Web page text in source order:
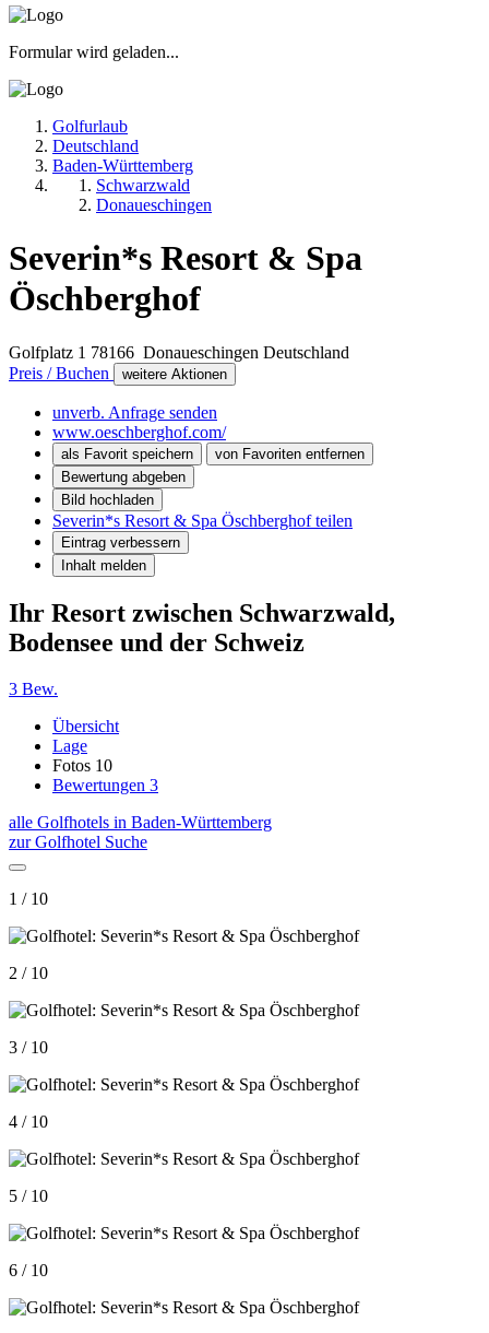
Formular wird geladen...
Golfurlaub
Deutschland
Baden-Württemberg
Schwarzwald
Donaueschingen
Severin*s Resort & Spa
Öschberghof
Golfplatz 1 78166 Donaueschingen Deutschland
Preis / Buchen
weitere Aktionen
unverb. Anfrage senden
www.oeschberghof.com/
als Favorit speichern
von Favoriten entfernen
Bewertung abgeben
Bild hochladen
Severin*s Resort & Spa Öschberghof teilen
Eintrag verbessern
Inhalt melden
Ihr Resort zwischen Schwarzwald,
Bodensee und der Schweiz
3 Bew.
Übersicht
Lage
Fotos 10
Bewertungen 3
alle Golfhotels in Baden-Württemberg
zur Golfhotel Suche
1 / 10
2 / 10
3 / 10
4 / 10
5 / 10
6 / 10